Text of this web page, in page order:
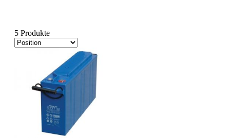
5 Produkte